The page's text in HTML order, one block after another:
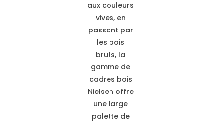
aux couleurs
vives, en
passant par
les bois
bruts, la
gamme de
cadres bois
Nielsen offre
une large
palette de